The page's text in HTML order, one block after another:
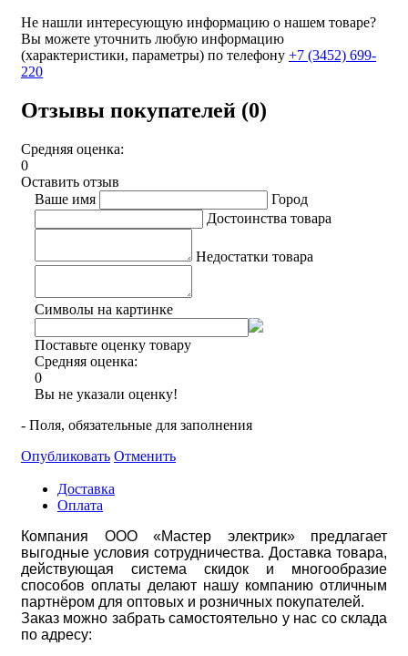
Не нашли интересующую информацию о нашем товаре?
Вы можете уточнить любую информацию
(характеристики, параметры) по телефону +7 (3452) 699-
220
Отзывы покупателей (0)
Средняя оценка:
0
Оставить отзыв
Ваше имя
Город
Достоинства товара
Недостатки товара
Символы на картинке
Поставьте оценку товару
Средняя оценка:
0
Вы не указали оценку!
- Поля, обязательные для заполнения
Опубликовать Отменить
Доставка
Оплата
Компания ООО «Мастер электрик» предлагает
выгодные условия сотрудничества. Доставка товара,
действующая система скидок и многообразие
способов оплаты делают нашу компанию отличным
партнёром для оптовых и розничных покупателей.
Заказ можно забрать самостоятельно у нас со склада
по адресу: